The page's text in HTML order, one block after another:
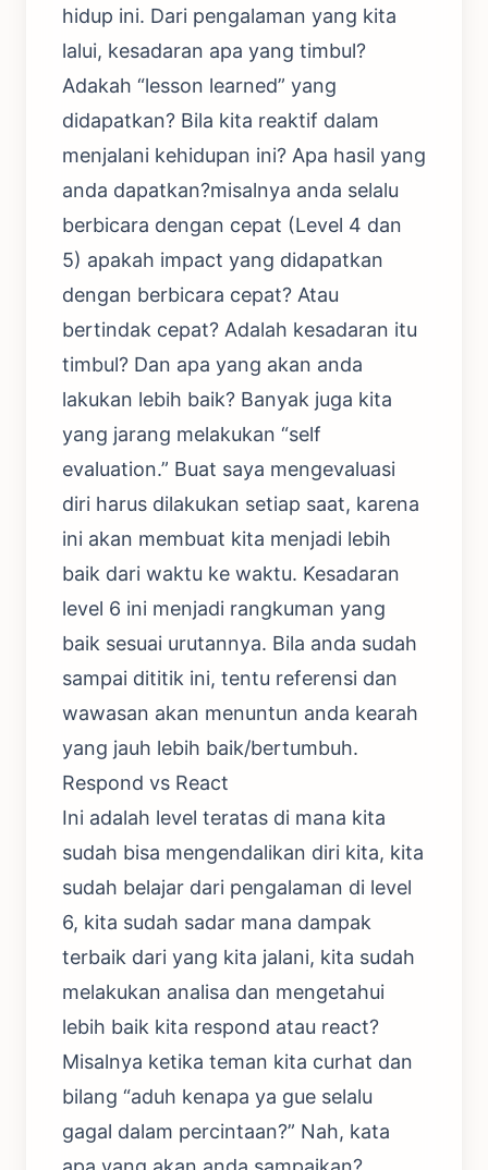
hidup ini. Dari pengalaman yang kita
lalui, kesadaran apa yang timbul?
Adakah “lesson learned” yang
didapatkan? Bila kita reaktif dalam
menjalani kehidupan ini? Apa hasil yang
anda dapatkan?misalnya anda selalu
berbicara dengan cepat (Level 4 dan
5) apakah impact yang didapatkan
dengan berbicara cepat? Atau
bertindak cepat? Adalah kesadaran itu
timbul? Dan apa yang akan anda
lakukan lebih baik? Banyak juga kita
yang jarang melakukan “self
evaluation.” Buat saya mengevaluasi
diri harus dilakukan setiap saat, karena
ini akan membuat kita menjadi lebih
baik dari waktu ke waktu. Kesadaran
level 6 ini menjadi rangkuman yang
baik sesuai urutannya. Bila anda sudah
sampai dititik ini, tentu referensi dan
wawasan akan menuntun anda kearah
yang jauh lebih baik/bertumbuh.
Respond vs React
Ini adalah level teratas di mana kita
sudah bisa mengendalikan diri kita, kita
sudah belajar dari pengalaman di level
6, kita sudah sadar mana dampak
terbaik dari yang kita jalani, kita sudah
melakukan analisa dan mengetahui
lebih baik kita respond atau react?
Misalnya ketika teman kita curhat dan
bilang “aduh kenapa ya gue selalu
gagal dalam percintaan?” Nah, kata